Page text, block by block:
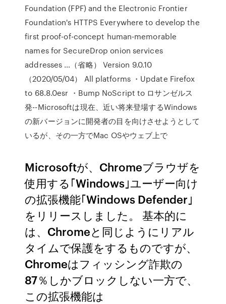
Foundation (FPF) and the Electronic Frontier
Foundation's HTTPS Everywhere to develop the
first proof-of-concept human-memorable
names for SecureDrop onion services
addresses …（省略） Version 9.0.10
（2020/05/04） All platforms ・Update Firefox
to 68.8.0esr ・Bump NoScript to ロサンゼルス
発--Microsoftは現在、近い将来登場するWindows
の新バージョンに開発者の目を向けさせようとして
いるが、その一方でMac OSやウェブ上で
Microsoftが、Chromeブラウザを
使用する｢Windows｣ユーザー向け
の拡張機能｢Windows Defender｣
をリリースしました。 基本的に
は、Chromeと同じようにリアル
タイムで保護をするものですが、
Chromeはフィッシング詐欺の
87％しかブロックしない一方で、
この拡張機能は